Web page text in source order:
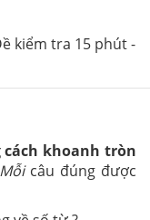
kiểm tra 15 phút -
cách khoanh tròn
Mỗicâu đúng được